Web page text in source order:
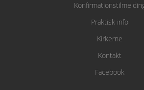
Praktisk info
Kirkerne
Kontakt
Facebook